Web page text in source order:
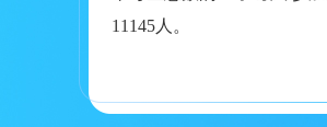
11145人。